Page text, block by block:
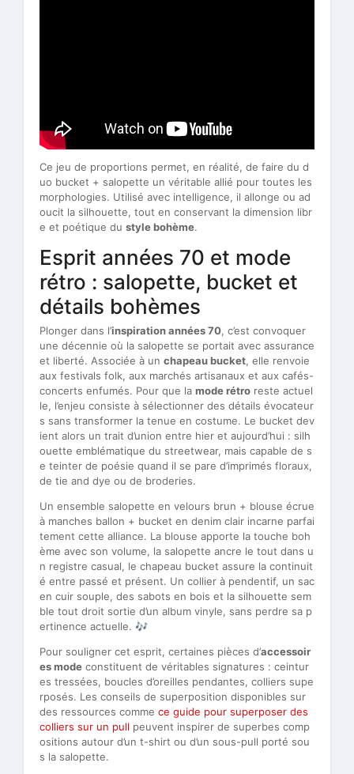
Ce jeu de proportions permet, en réalité, de faire du d
uo bucket + salopette un véritable allié pour toutes les
morphologies. Utilisé avec intelligence, il allonge ou ad
oucit la silhouette, tout en conservant la dimension libr
e et poétique du style bohème.
Esprit années 70 et mode
rétro : salopette, bucket et
détails bohèmes
Plonger dans l’inspiration années 70, c’est convoquer
une décennie où la salopette se portait avec assurance
et liberté. Associée à un chapeau bucket, elle renvoie
aux festivals folk, aux marchés artisanaux et aux cafés-
concerts enfumés. Pour que la mode rétro reste actuel
le, l’enjeu consiste à sélectionner des détails évocateur
s sans transformer la tenue en costume. Le bucket dev
ient alors un trait d’union entre hier et aujourd’hui : silh
ouette emblématique du streetwear, mais capable de s
e teinter de poésie quand il se pare d’imprimés floraux,
de tie and dye ou de broderies.
Un ensemble salopette en velours brun + blouse écrue
à manches ballon + bucket en denim clair incarne parfai
tement cette alliance. La blouse apporte la touche boh
ème avec son volume, la salopette ancre le tout dans u
n registre casual, le chapeau bucket assure la continuit
é entre passé et présent. Un collier à pendentif, un sac
en cuir souple, des sabots en bois et la silhouette sem
ble tout droit sortie d’un album vinyle, sans perdre sa p
ertinence actuelle. 🎶
Pour souligner cet esprit, certaines pièces d’accessoir
es mode constituent de véritables signatures : ceintur
es tressées, boucles d’oreilles pendantes, colliers supe
rposés. Les conseils de superposition disponibles sur
des ressources comme ce guide pour superposer des
colliers sur un pull peuvent inspirer de superbes comp
ositions autour d’un t-shirt ou d’un sous-pull porté sou
s la salopette.